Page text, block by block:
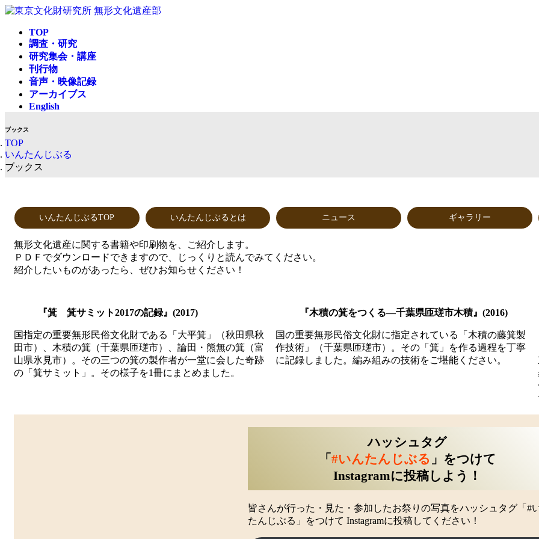
コ
ナ
TOP
調査・研究
研究集会・講座
刊行物
音声・映像記録
アーカイブス
English
ブックス
TOP
いんたんじぶる
ブックス
いんたんじぶるTOP いんたんじぶるとは ニュース ギャラリー
無形文化遺産に関する書籍や印刷物を、ご紹介します。
ＰＤＦでダウンロードできますので、じっくりと読んでみてください。
紹介したいものがあったら、ぜひお知らせください！
『箕 箕サミット2017の記録』(2017)
国指定の重要無形民俗文化財である「大平箕」（秋田県秋
田市）、木積の箕（千葉県匝瑳市）、論田・熊無の箕（富
山県氷見市）。その三つの箕の製作者が一堂に会した奇跡
の「箕サミット」。その様子を1冊にまとめました。
『木積の箕をつくる―千葉県匝瑳市木積』(2016)
国の重要無形民俗文化財に指定されている「木積の藤箕製
作技術」（千葉県匝瑳市）。その「箕」を作る過程を丁寧
に記録しました。編み組みの技術をご堪能ください。
ハッシュタグ
「 #いんたんじぶる 」をつけて
Instagramに投稿しよう！
皆さんが行った・見た・参加したお祭りの写真をハッシュタグ「#
たんじぶる」をつけて Instagramに投稿してください！